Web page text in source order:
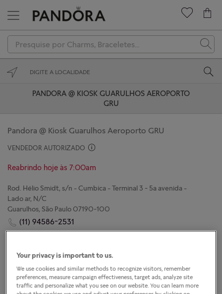
Novidades
Colares
Brincos
Coleções
Presenteie
Localizar lojas
PANDORA @ KIOSK GUARULHOS AEROPORTO
GRU
Pandora @ Kiosk Guarulhos Aeroporto GRU
VENDEDOR AUTORIZADO
Reabrindo hoje às 7:00am
Rod. Hélio Smidt, s/n - Cumbica - Terminal 3 - 5a avenida -
Lado ar, N/C
Guarulhos, São Paulo 07190-100
(11) 94586-2531
Horário da loja
Segunda-Feira
7:00am-9:00pm
Your privacy is important to us.
We use cookies and similar methods to recognize visitors, remember
preferences, measure campaign effectiveness, target ads, analyze site
traffic and personalize what you see on our website. You can learn more